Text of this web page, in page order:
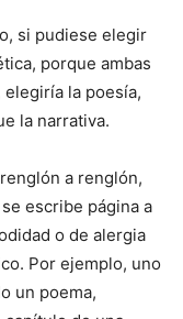
si pudiese elegir
porque ambas
la poesía,
la narrativa.
a renglón,
escribe página a
o de alergia
Por ejemplo, uno
un poema,